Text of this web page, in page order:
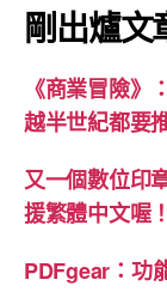
剛出爐文
《商業冒險》
越半世紀都要
又一個數位印
援繁體中文喔！
PDFgear：功